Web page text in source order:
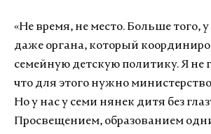
«Не время, не место. Больше того,
даже органа, который
семейную детскую политику. Я не
что для этого нужно
Но у нас у семи нянек дитя без
Просвещением, образованием